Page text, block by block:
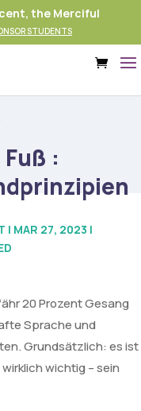
the Merciful
STUDENTS
:
| MAR 27, 2023 |
20 Prozent Gesang
Sprache und
Grundsätzlich: es ist
wichtig – sein